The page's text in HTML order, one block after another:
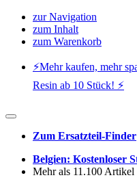
zur Navigation
zum Inhalt
zum Warenkorb
⚡️Mehr kaufen, mehr
Resin ab 10 Stück! ⚡️
Zum Ersatzteil-Finder
Belgien: Kostenloser
Mehr als 11.100 Artikel